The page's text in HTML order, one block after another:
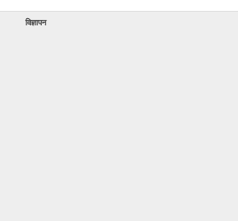
विज्ञापन